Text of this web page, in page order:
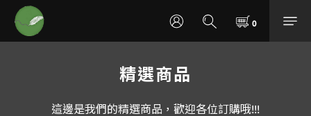
精選商品
這邊是我們的精選商品，歡迎各位訂購哦!!!